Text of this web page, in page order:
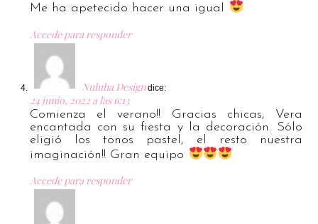
Me ha apetecido hacer una igual
Accede para responder
Nuluha Design dice:
24 junio, 2022 a las 6:13
Comienza el verano!! Gracias chicas, Vera
encantada con su fiesta y la decoración. Sólo
eligió los tonos pastel, el resto nuestra
imaginación!! Gran equipo
Accede para responder